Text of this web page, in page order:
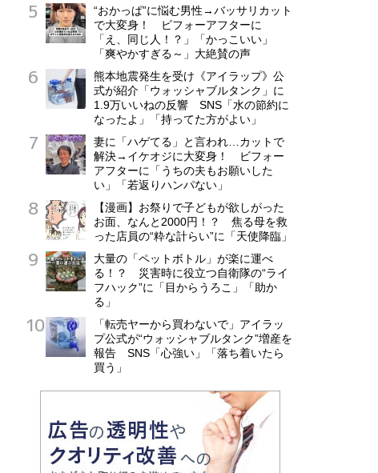
“おかっぱ”に悩む男性→バッサリカット
で大変身！ ビフォーアフターに
「え、同じ人！？」「かっこいい」
「爽やかすぎる～」大絶賛の声
熊本地震発生を受け《アイラップ》公
式が紹介「ウォッシャブルタンク」に
1.9万いいねの反響 SNS「水の節約に
なったよ」「持ってた方がよい」
妻に「ハゲてる」と言われ…カットで
解決→イケオジに大変身！ ビフォー
アフターに「うちの夫もお願いした
い」「若返りハンパない」
【漫画】お祭りで子どもが欲しがった
お面、なんと2000円！？ 焦る母を救
った店員の“粋な計らい”に「天使降臨」
大量の「ペットボトル」が楽に運べ
る！？ 災害時に役立つ自衛隊の“ライ
フハック”に「目からうろこ」「助か
る」
「転売ヤーから買わないで」アイラッ
プ公式が“ウォッシャブルタンク”増産を
報告 SNS「心強い」「落ち着いたら
買う」